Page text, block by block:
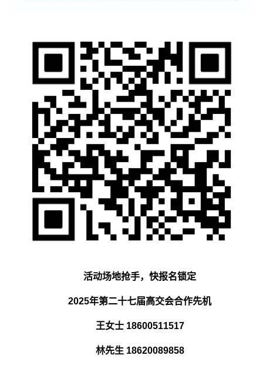
活动场地抢手，快报名锁定
2025年第二十七届高交会合作先机
王女士 18600511517
林先生 18620089858